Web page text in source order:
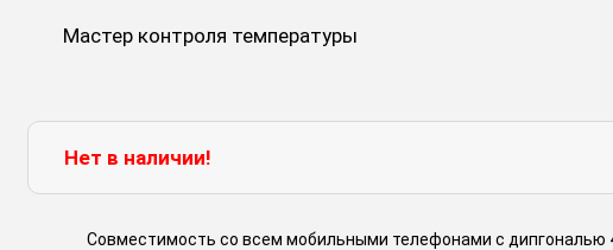
Мастер контроля температуры
Нет в наличии!
Совместимость со всем мобильными телефонами с дипгональю